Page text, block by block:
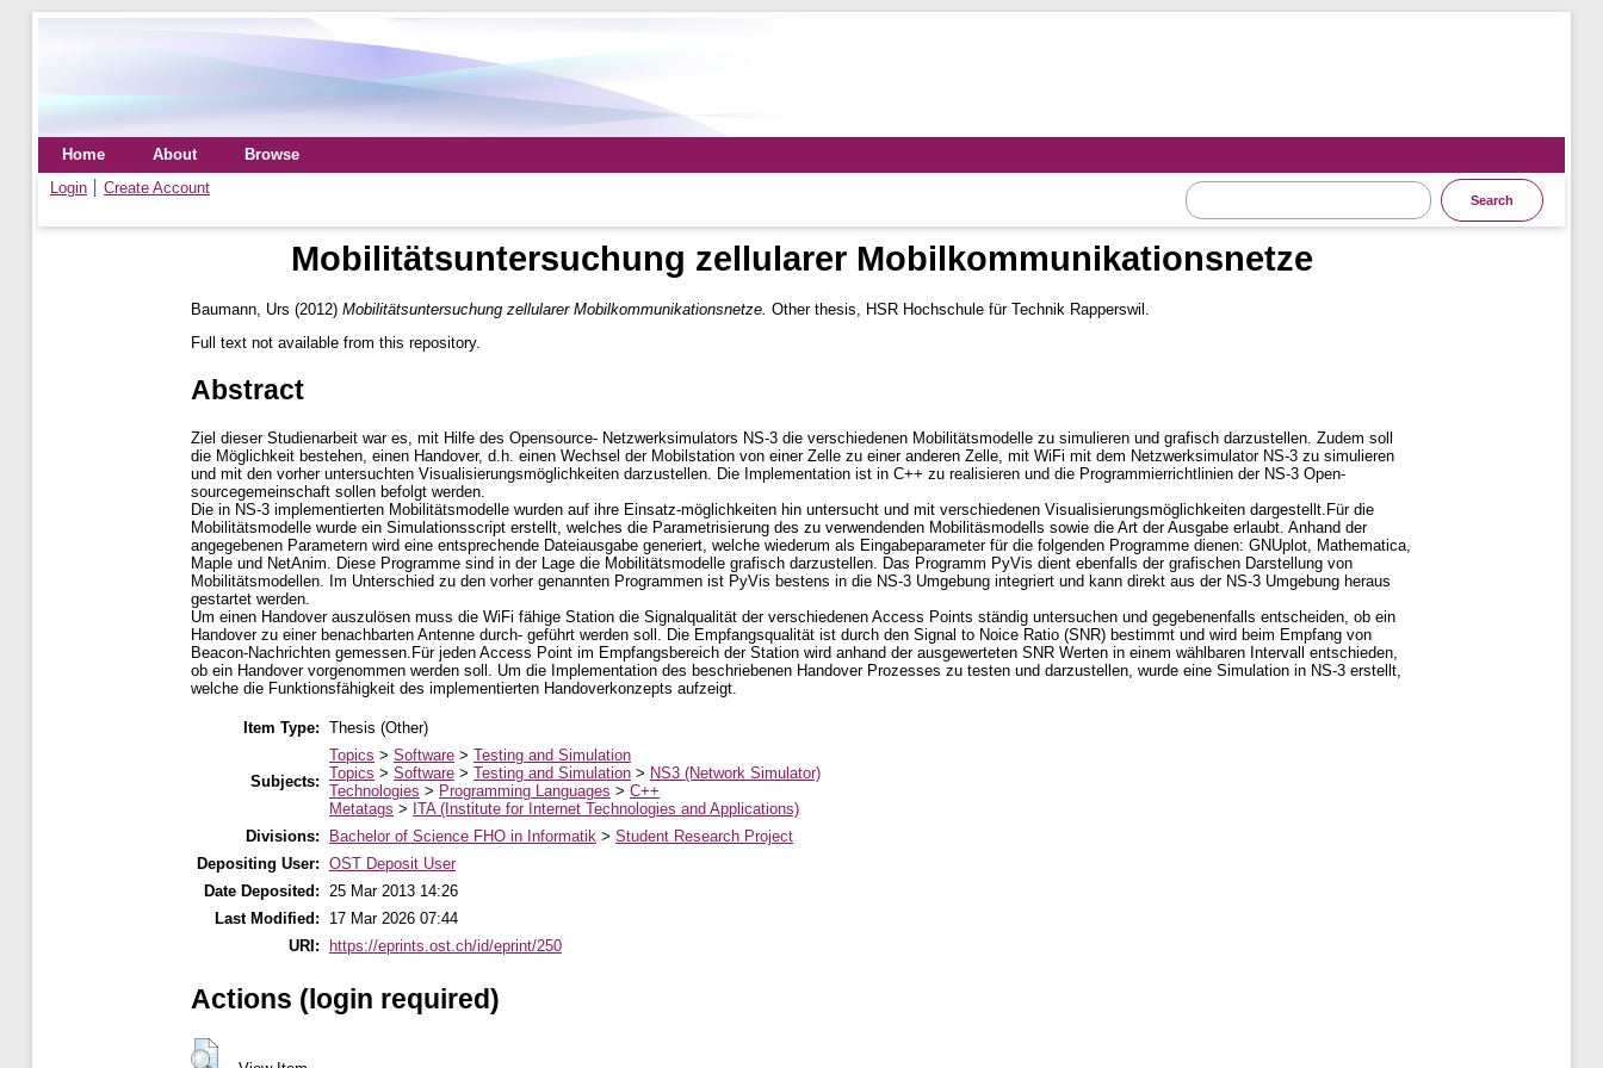
Home About
Browse
Login
Create Account
Mobilitätsuntersuchung zellularer Mobilkommunikationsnetze
Baumann, Urs (2012) Mobilitätsuntersuchung zellularer Mobilkommunikationsnetze. Other thesis, HSR Hochschule für Technik Rapperswil.
Full text not available from this repository.
Abstract
Ziel dieser Studienarbeit war es, mit Hilfe des Opensource- Netzwerksimulators NS-3 die verschiedenen Mobilitätsmodelle zu simulieren und grafisch darzustellen. Zudem soll
die Möglichkeit bestehen, einen Handover, d.h. einen Wechsel der Mobilstation von einer Zelle zu einer anderen Zelle, mit WiFi mit dem Netzwerksimulator NS-3 zu simulieren
und mit den vorher untersuchten Visualisierungsmöglichkeiten darzustellen. Die Implementation ist in C++ zu realisieren und die Programmierrichtlinien der NS-3 Open-
sourcegemeinschaft sollen befolgt werden.
Die in NS-3 implementierten Mobilitätsmodelle wurden auf ihre Einsatz-möglichkeiten hin untersucht und mit verschiedenen Visualisierungsmöglichkeiten dargestellt.Für die
Mobilitätsmodelle wurde ein Simulationsscript erstellt, welches die Parametrisierung des zu verwendenden Mobilitäsmodells sowie die Art der Ausgabe erlaubt. Anhand der
angegebenen Parametern wird eine entsprechende Dateiausgabe generiert, welche wiederum als Eingabeparameter für die folgenden Programme dienen: GNUplot, Mathematica,
Maple und NetAnim. Diese Programme sind in der Lage die Mobilitätsmodelle grafisch darzustellen. Das Programm PyVis dient ebenfalls der grafischen Darstellung von
Mobilitätsmodellen. Im Unterschied zu den vorher genannten Programmen ist PyVis bestens in die NS-3 Umgebung integriert und kann direkt aus der NS-3 Umgebung heraus
gestartet werden.
Um einen Handover auszulösen muss die WiFi fähige Station die Signalqualität der verschiedenen Access Points ständig untersuchen und gegebenenfalls entscheiden, ob ein
Handover zu einer benachbarten Antenne durch- geführt werden soll. Die Empfangsqualität ist durch den Signal to Noice Ratio (SNR) bestimmt und wird beim Empfang von
Beacon-Nachrichten gemessen.Für jeden Access Point im Empfangsbereich der Station wird anhand der ausgewerteten SNR Werten in einem wählbaren Intervall entschieden,
ob ein Handover vorgenommen werden soll. Um die Implementation des beschriebenen Handover Prozesses zu testen und darzustellen, wurde eine Simulation in NS-3 erstellt,
welche die Funktionsfähigkeit des implementierten Handoverkonzepts aufzeigt.
Item Type: Thesis (Other)
Subjects:
Topics > Software > Testing and Simulation
Topics > Software > Testing and Simulation > NS3 (Network Simulator)
Technologies > Programming Languages > C++
Metatags > ITA (Institute for Internet Technologies and Applications)
Divisions:
Bachelor of Science FHO in Informatik > Student Research Project
Depositing User: OST Deposit User
Date Deposited:
25 Mar 2013 14:26
Last Modified:
17 Mar 2026 07:44
URI:
https://eprints.ost.ch/id/eprint/250
Actions (login required)